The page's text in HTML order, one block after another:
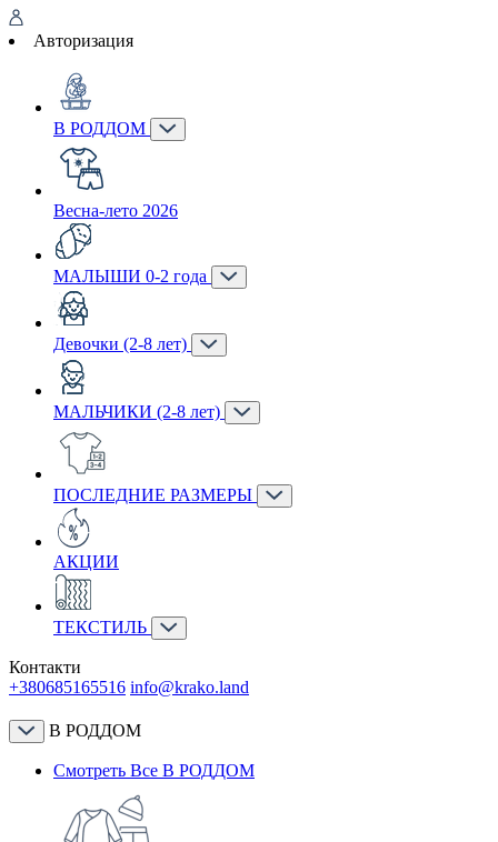
Авторизация
В РОДДОМ
Весна-лето 2026
МАЛЫШИ 0-2 года
Девочки (2-8 лет)
МАЛЬЧИКИ (2-8 лет)
ПОСЛЕДНИЕ РАЗМЕРЫ
АКЦИИ
ТЕКСТИЛЬ
Контакти
+380685165516 info@krako.land
В РОДДОМ
Смотреть Все В РОДДОМ